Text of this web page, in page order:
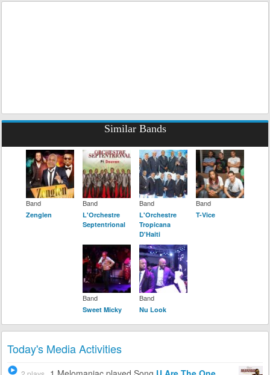
Similar Bands
Band
Zenglen
Band
L'Orchestre
Septentrional
Band
L'Orchestre
Tropicana
D'Haiti
Band
T-Vice
Band
Sweet Micky
Band
Nu Look
Today's Media Activities